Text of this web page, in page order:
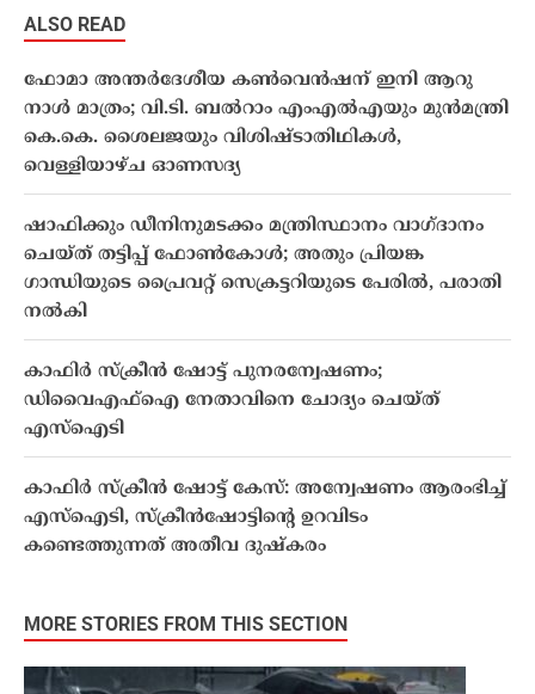
ALSO READ
ഫോമാ അന്തർദേശീയ കൺവെൻഷന് ഇനി ആറു
നാൾ മാത്രം; വി.ടി. ബൽറാം എംഎൽഎയും മുൻമന്ത്രി
കെ.കെ. ശൈലജയും വിശിഷ്ടാതിഥികൾ,
വെള്ളിയാഴ്ച ഓണസദ്യ
ഷാഫിക്കും ഡീനിനുമടക്കം മന്ത്രിസ്ഥാനം വാഗ്ദാനം
ചെയ്ത് തട്ടിപ്പ് ഫോൺകോൾ; അതും പ്രിയങ്ക
ഗാന്ധിയുടെ പ്രൈവറ്റ് സെക്രട്ടറിയുടെ പേരിൽ, പരാതി
നൽകി
കാഫിർ സ്ക്രീൻ ഷോട്ട് പുനരന്വേഷണം;
ഡിവൈഎഫ്ഐ നേതാവിനെ ചോദ്യം ചെയ്ത്
എസ്ഐടി
കാഫിർ സ്ക്രീൻ ഷോട്ട് കേസ്: അന്വേഷണം ആരംഭിച്ച്
എസ്ഐടി, സ്ക്രീൻഷോട്ടിന്റെ ഉറവിടം
കണ്ടെത്തുന്നത് അതീവ ദുഷ്കരം
MORE STORIES FROM THIS SECTION